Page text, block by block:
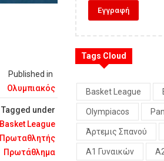
Published in
Ολυμπιακός
Tagged under
Basket League
Πρωταθλητής
Πρωτάθλημα
Tags Cloud
Basket League
Olympiacos
Άρτεμις Σπανού
Α1 Γυναικών